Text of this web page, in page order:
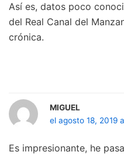
Así es, datos poco
del Real Canal del
crónica.
MIGUEL
el agosto 18, 2019
Es impresionante, he